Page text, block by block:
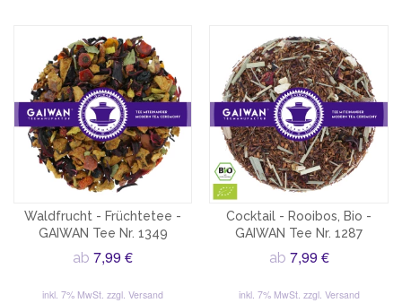
Waldfrucht - Früchtetee -
GAIWAN Tee Nr. 1349
ab7,99 €
inkl. 7% MwSt.zzgl. Versand
Cocktail - Rooibos, Bio -
GAIWAN Tee Nr. 1287
ab 7,99 €
inkl. 7% MwSt. zzgl. Versand